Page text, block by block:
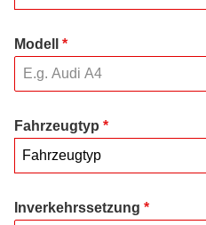
Modell *
Fahrzeugtyp *
Fahrzeugtyp
Inverkehrssetzung *